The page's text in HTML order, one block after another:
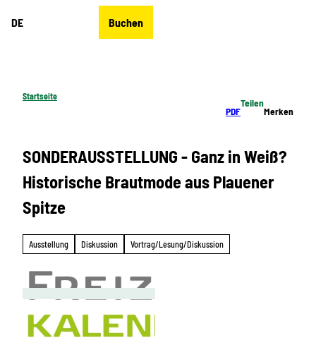
DE Buchen
Startseite
PDF
Teilen
Merken
SONDERAUSSTELLUNG - Ganz in Weiß?
Historische Brautmode aus Plauener
Spitze
Ausstellung Diskussion Vortrag/Lesung/Diskussion